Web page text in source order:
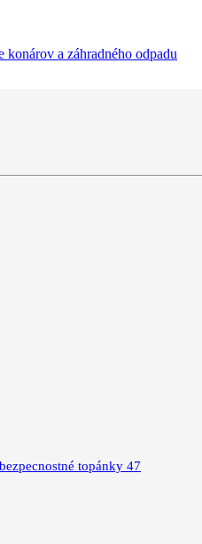
konárov a záhradného odpadu
topánky 47